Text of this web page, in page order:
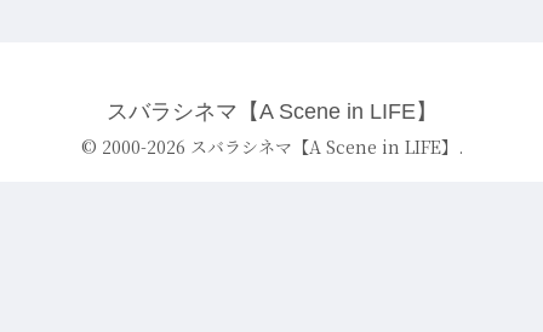
スバラシネマ【A Scene in LIFE】
© 2000-2026 スバラシネマ【A Scene in LIFE】.